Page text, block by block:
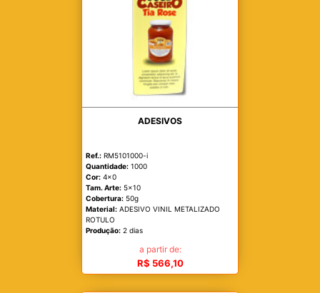
ADESIVOS
Ref.: RM5101000-i
Quantidade: 1000
Cor: 4x0
Tam. Arte: 5x10
Cobertura: 50g
Material: ADESIVO VINIL METALIZADO
ROTULO
Produção: 2 dias
a partir de:
R$ 566,10